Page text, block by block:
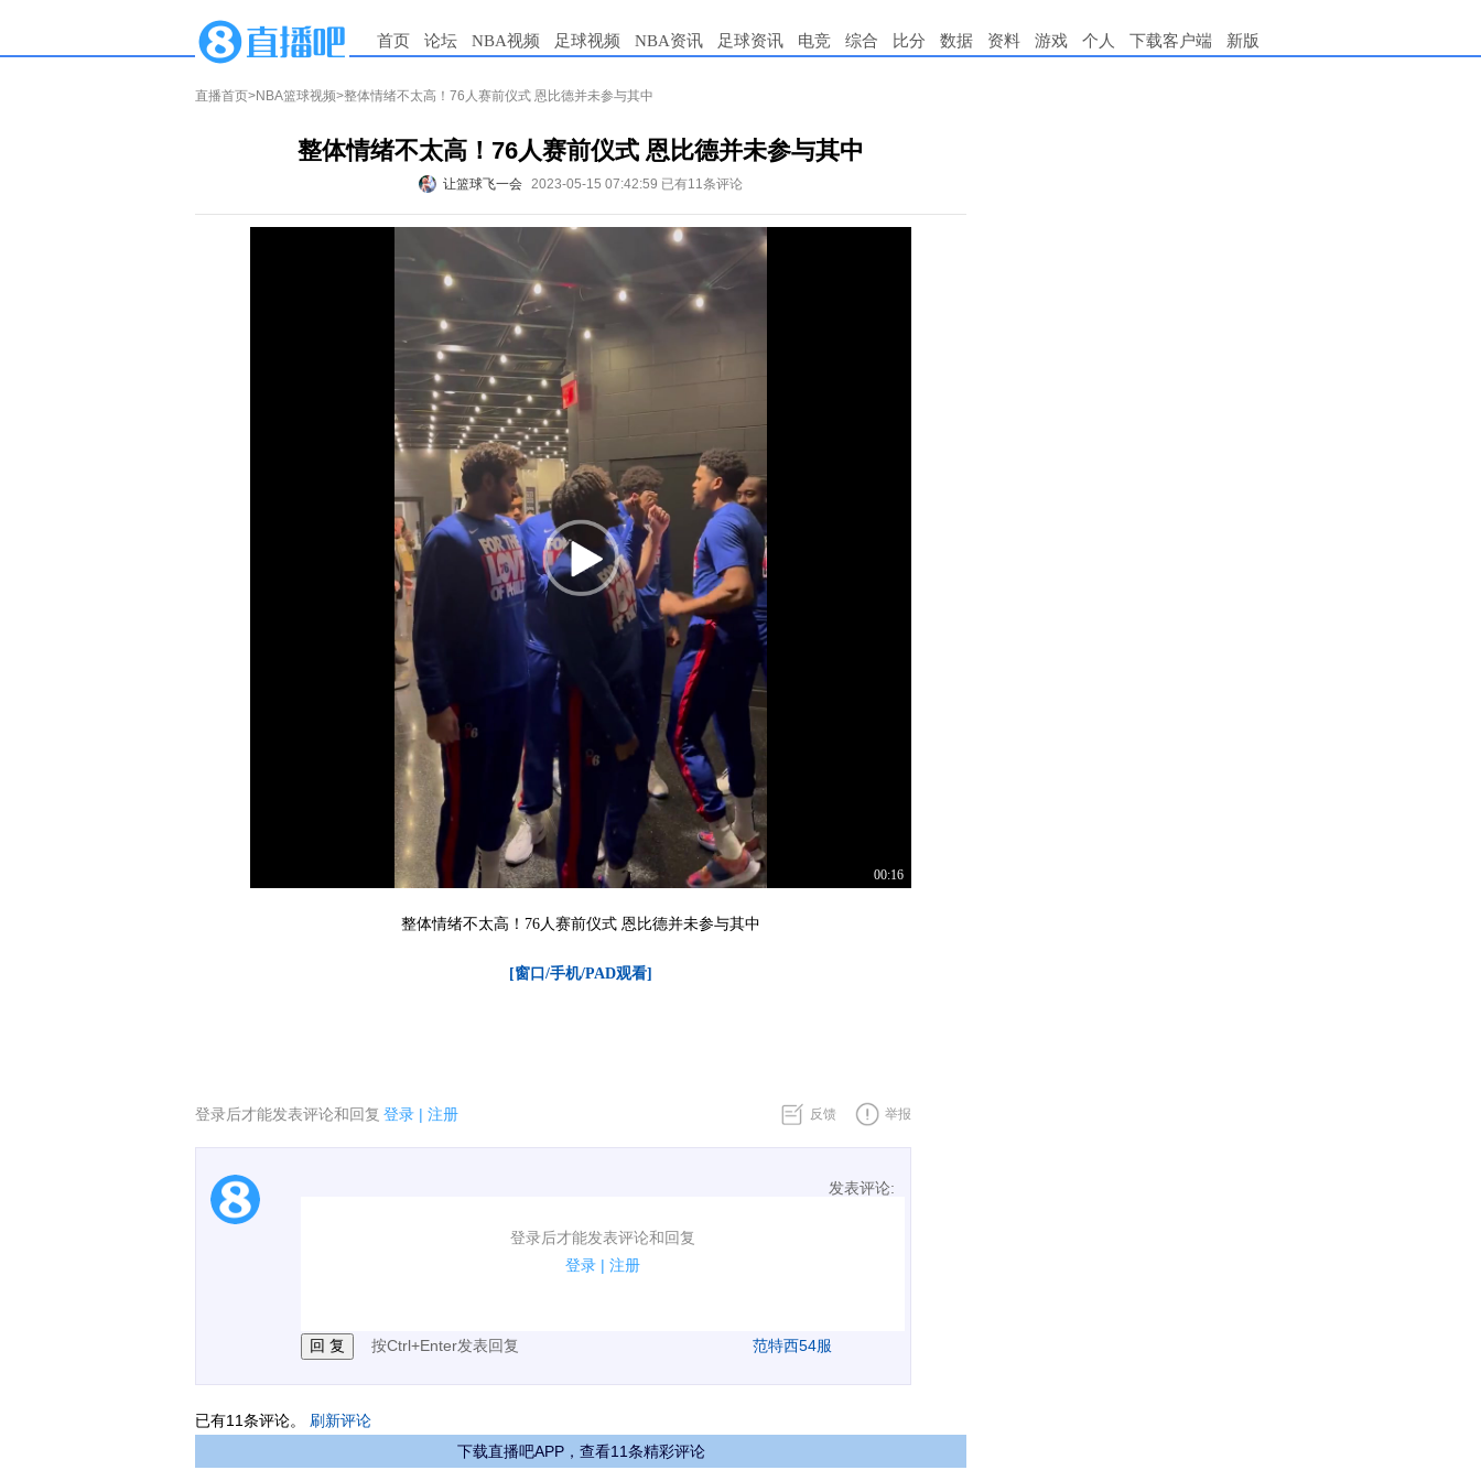
首页 论坛 NBA视频 足球视频 NBA资讯 足球资讯 电竞 综合 比分 数据 资料 游戏 个人 下载客户端 新版
直播首页>NBA篮球视频>整体情绪不太高！76人赛前仪式 恩比德并未参与其中
整体情绪不太高！76人赛前仪式 恩比德并未参与其中
让篮球飞一会 2023-05-15 07:42:59 已有11条评论
00:16
整体情绪不太高！76人赛前仪式 恩比德并未参与其中
[窗口/手机/PAD观看]
登录后才能发表评论和回复 登录 | 注册 反馈 举报
发表评论:
登录后才能发表评论和回复
登录 | 注册
1.电脑端新用户可以发表评论了！
按Ctrl+Enter发表回复 范特西54服
已有11条评论。 刷新评论
下载直播吧APP，查看11条精彩评论